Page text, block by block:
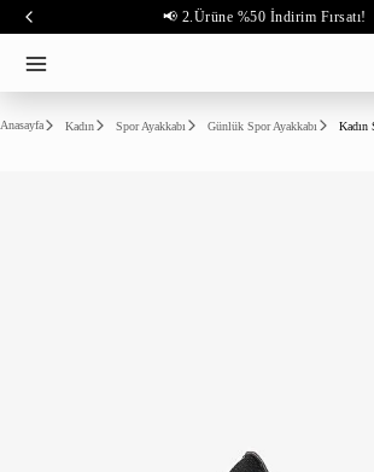
📢 2.Ürüne %50 İndirim Fırsatı!
Anasayfa Kadın Spor Ayakkabı Günlük Spor Ayakkabı Kadın